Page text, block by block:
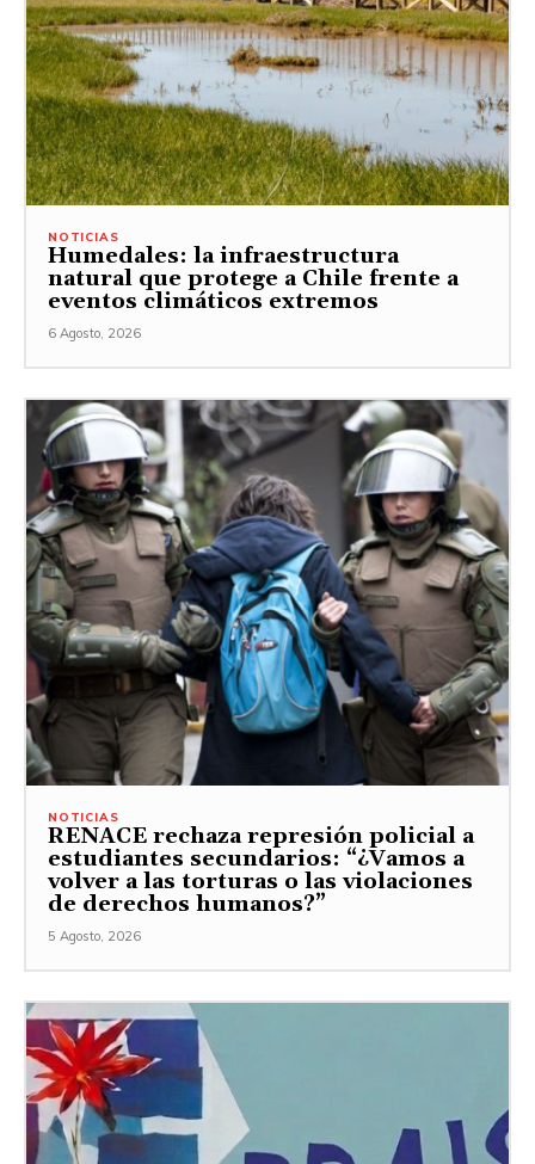
NOTICIAS
Humedales: la infraestructura
natural que protege a Chile frente a
eventos climáticos extremos
6 Agosto, 2026
NOTICIAS
RENACE rechaza represión policial a
estudiantes secundarios: “¿Vamos a
volver a las torturas o las violaciones
de derechos humanos?”
5 Agosto, 2026